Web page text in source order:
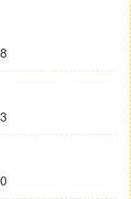
。
選擇【視頻通
設置】。
哪裡